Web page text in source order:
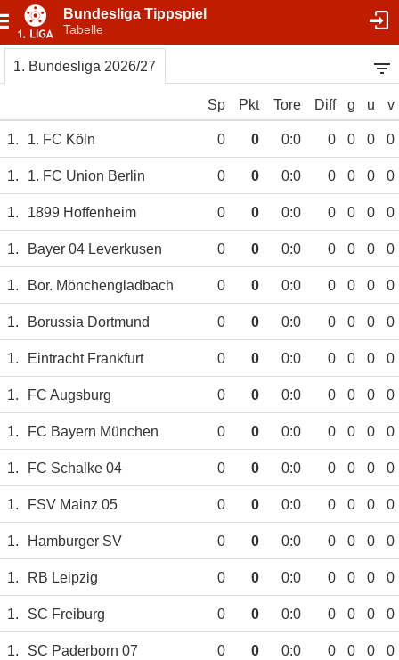
Bundesliga Tippspiel
Tabelle
1. Bundesliga 2026/27
Sp Pkt Tore Diff g u v
1. 1. FC Köln 0 0 0:0 0 0 0 0
1. 1. FC Union Berlin 0 0 0:0 0 0 0 0
1. 1899 Hoffenheim 0 0 0:0 0 0 0 0
1. Bayer 04 Leverkusen 0 0 0:0 0 0 0 0
1. Bor. Mönchengladbach 0 0 0:0 0 0 0 0
1. Borussia Dortmund 0 0 0:0 0 0 0 0
1. Eintracht Frankfurt 0 0 0:0 0 0 0 0
1. FC Augsburg 0 0 0:0 0 0 0 0
1. FC Bayern München 0 0 0:0 0 0 0 0
1. FC Schalke 04 0 0 0:0 0 0 0 0
1. FSV Mainz 05 0 0 0:0 0 0 0 0
1. Hamburger SV 0 0 0:0 0 0 0 0
1. RB Leipzig 0 0 0:0 0 0 0 0
1. SC Freiburg 0 0 0:0 0 0 0 0
1. SC Paderborn 07 0 0 0:0 0 0 0 0